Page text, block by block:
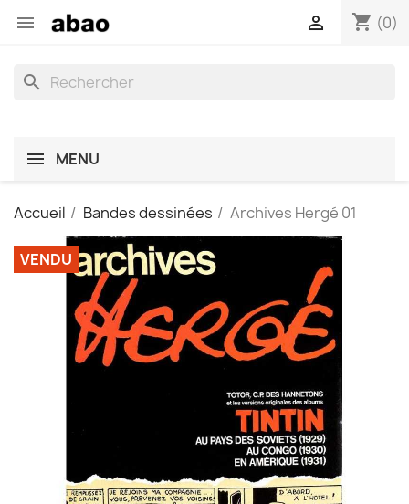
 shopping_cart (0)

search
MENU
Accueil Bandes dessinées Archives Hergé 01
VENDU